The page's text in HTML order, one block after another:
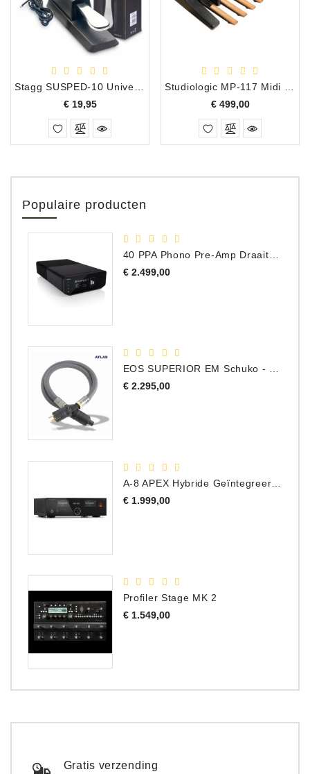
€ 19,95Prijs
€ 499,00Prijs
Populaire producten
€ 2.499,00Prijs
EOS SUPERIOR EM Schuko - C15 - Netstroom Kabel, 1.0 Meter
€ 2.295,00Prijs
€ 1.999,00Prijs
Profiler Stage MK 2
€ 1.549,00Prijs
Gratis verzending